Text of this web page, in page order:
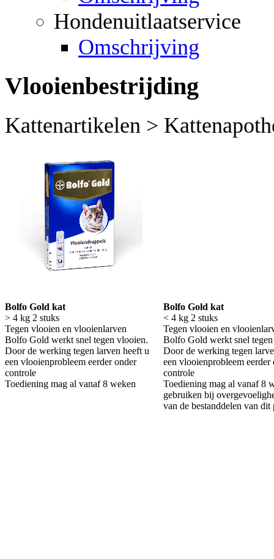
Hondenuitlaatservice
Omschrijving
Vlooienbestrijding
Kattenartikelen >
Bolfo Gold kat
> 4 kg 2 stuks
Tegen vlooien en vlooienlarven
Bolfo Gold werkt snel tegen vlooien.
Door de werking tegen larven heeft u
een vlooienprobleem eerder onder
controle
Toediening mag al vanaf 8 weken
Bolfo Gold kat
< 4 kg 2 stuks
Tegen vlooien en
Bolfo Gold werkt snel
Door de werking tegen
een vlooienprobleem eerder
controle
Toediening mag al vanaf 8
gebruiken bij
van de bestanddelen van dit